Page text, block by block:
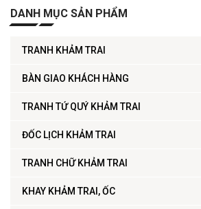
DANH MỤC SẢN PHẨM
TRANH KHẢM TRAI
BÀN GIAO KHÁCH HÀNG
TRANH TỨ QUÝ KHẢM TRAI
ĐỐC LỊCH KHẢM TRAI
TRANH CHỮ KHẢM TRAI
KHAY KHẢM TRAI, ỐC